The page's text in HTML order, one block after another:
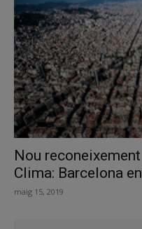
Nou
Clima: Barcelona
maig 15, 2019